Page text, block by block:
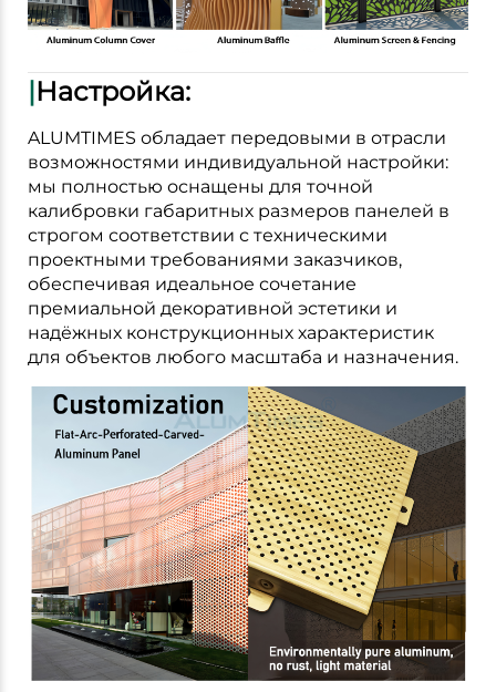
|Настройка:
ALUMTIMES обладает передовыми в отрасли
возможностями индивидуальной настройки:
мы полностью оснащены для точной
калибровки габаритных размеров панелей в
строгом соответствии с техническими
проектными требованиями заказчиков,
обеспечивая идеальное сочетание
премиальной декоративной эстетики и
надёжных конструкционных характеристик
для объектов любого масштаба и назначения.